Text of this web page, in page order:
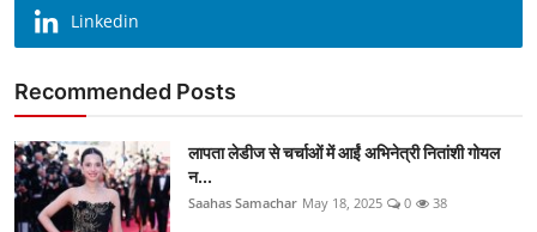
Linkedin
Recommended Posts
लापता लेडीज से चर्चाओं में आईं अभिनेत्री नितांशी गोयल
न...
Saahas Samachar May 18, 2025 0 38